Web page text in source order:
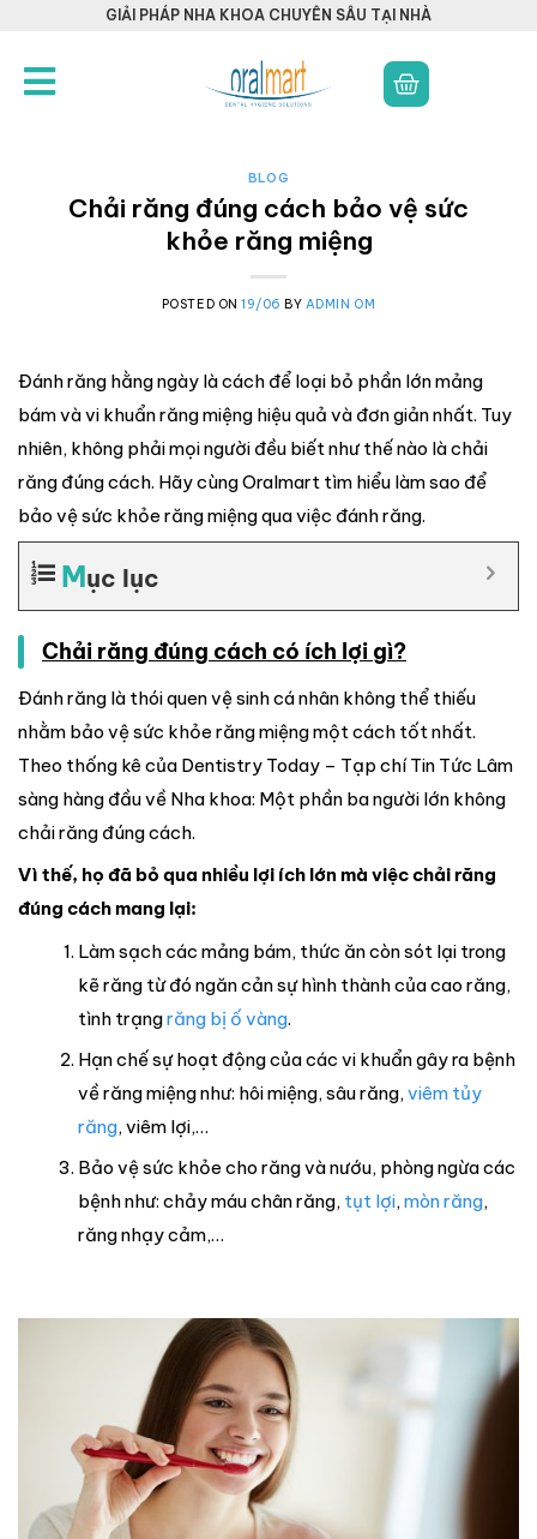
GIẢI PHÁP NHA KHOA CHUYÊN SÂU TẠI NHÀ
BLOG
Chải răng đúng cách bảo vệ sức
khỏe răng miệng
POSTED ON19/06 BY ADMIN OM
Đánh răng hằng ngày là cách để loại bỏ phần lớn mảng
bám và vi khuẩn răng miệng hiệu quả và đơn giản nhất. Tuy
nhiên, không phải mọi người đều biết như thế nào là chải
răng đúng cách. Hãy cùng Oralmart tìm hiểu làm sao để
bảo vệ sức khỏe răng miệng qua việc đánh răng.
Mục lục
Chải răng đúng cách có ích lợi gì?
Đánh răng là thói quen vệ sinh cá nhân không thể thiếu
nhằm bảo vệ sức khỏe răng miệng một cách tốt nhất.
Theo thống kê của Dentistry Today – Tạp chí Tin Tức Lâm
sàng hàng đầu về Nha khoa: Một phần ba người lớn không
chải răng đúng cách.
Vì thế, họ đã bỏ qua nhiều lợi ích lớn mà việc chải răng
đúng cách mang lại:
Làm sạch các mảng bám, thức ăn còn sót lại trong
kẽ răng từ đó ngăn cản sự hình thành của cao răng,
tình trạngrăng bị ố vàng.
Hạn chế sự hoạt động của các vi khuẩn gây ra bệnh
về răng miệng như: hôi miệng, sâu răng, viêm tủy
răng, viêm lợi,…
Bảo vệ sức khỏe cho răng và nướu, phòng ngừa các
bệnh như: chảy máu chân răng, tụt lợi, mòn răng,
răng nhạy cảm,…